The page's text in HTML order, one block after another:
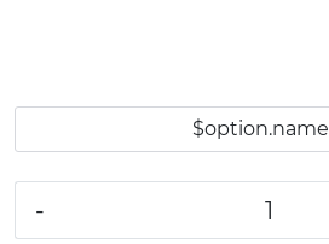
$option.name
-